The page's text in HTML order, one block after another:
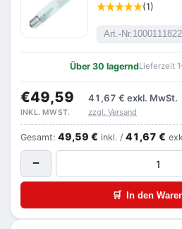
(1)
Art.-Nr.1000111822
Über 30 lagerndLieferzeit
€49,59 41,67 € exkl. MwSt.
INKL. MWST. zzgl. Versand
Gesamt: 49,59 € inkl. / 41,67 €
−
🛒 In den